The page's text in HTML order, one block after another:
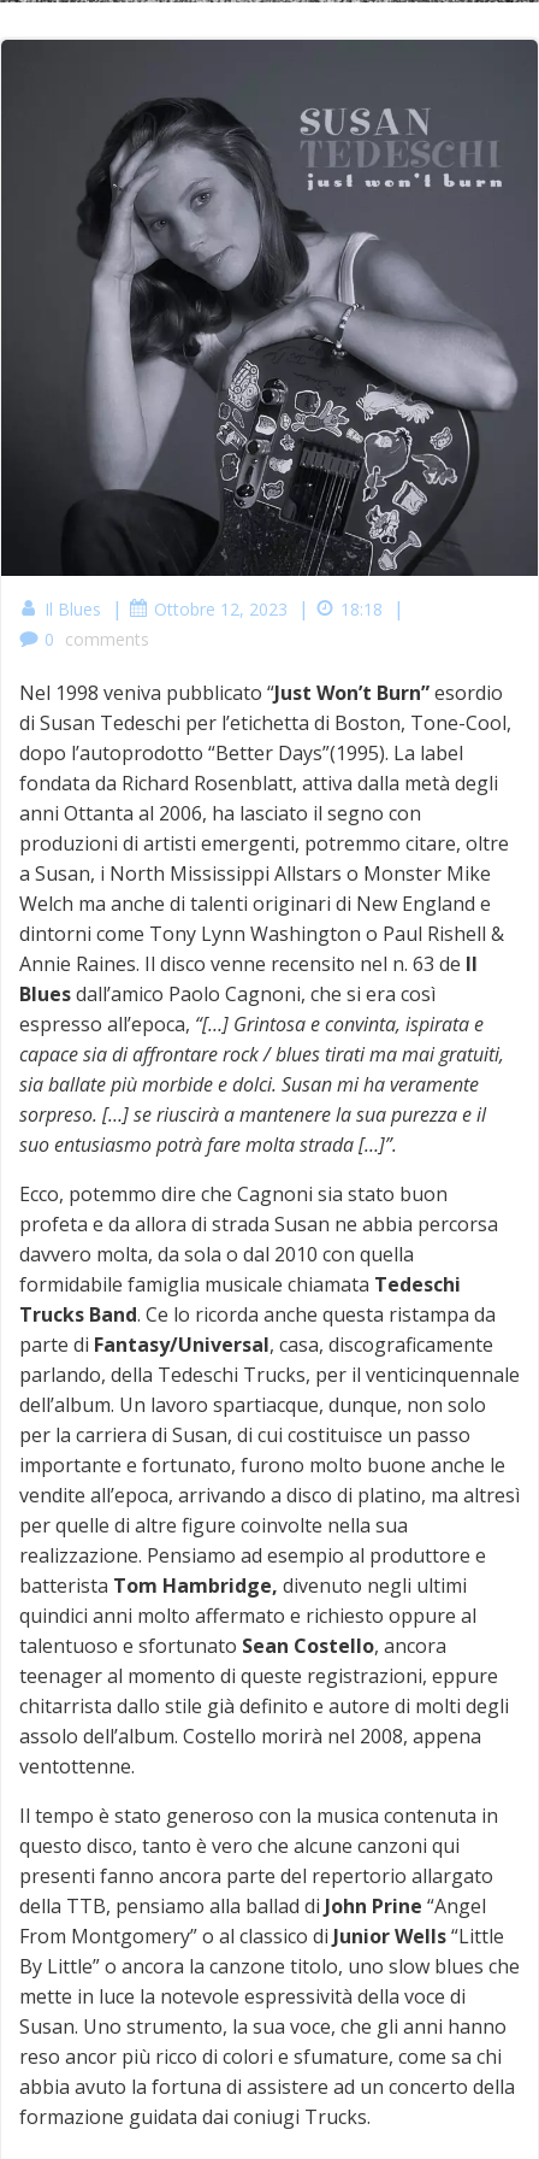
Il Blues | Ottobre 12, 2023 | 18:18 |
0 comments
Nel 1998 veniva pubblicato “Just Won’t Burn”esordio
di Susan Tedeschi per l’etichetta di Boston, Tone-Cool,
dopo l’autoprodotto “Better Days”(1995). La label
fondata da Richard Rosenblatt, attiva dalla metà degli
anni Ottanta al 2006, ha lasciato il segno con
produzioni di artisti emergenti, potremmo citare, oltre
a Susan, i North Mississippi Allstars o Monster Mike
Welch ma anche di talenti originari di New England e
dintorni come Tony Lynn Washington o Paul Rishell &
Annie Raines. Il disco venne recensito nel n. 63 de Il
Bluesdall’amico Paolo Cagnoni, che si era così
espresso all’epoca, “[…] Grintosa e convinta, ispirata e
capace sia di affrontare rock / blues tirati ma mai gratuiti,
sia ballate più morbide e dolci. Susan mi ha veramente
sorpreso. […] se riuscirà a mantenere la sua purezza e il
suo entusiasmo potrà fare molta strada […]”.
Ecco, potemmo dire che Cagnoni sia stato buon
profeta e da allora di strada Susan ne abbia percorsa
davvero molta, da sola o dal 2010 con quella
formidabile famiglia musicale chiamata Tedeschi
Trucks Band. Ce lo ricorda anche questa ristampa da
parte di Fantasy/Universal, casa, discograficamente
parlando, della Tedeschi Trucks, per il venticinquennale
dell’album. Un lavoro spartiacque, dunque, non solo
per la carriera di Susan, di cui costituisce un passo
importante e fortunato, furono molto buone anche le
vendite all’epoca, arrivando a disco di platino, ma altresì
per quelle di altre figure coinvolte nella sua
realizzazione. Pensiamo ad esempio al produttore e
batterista Tom Hambridge, divenuto negli ultimi
quindici anni molto affermato e richiesto oppure al
talentuoso e sfortunato Sean Costello, ancora
teenager al momento di queste registrazioni, eppure
chitarrista dallo stile già definito e autore di molti degli
assolo dell’album. Costello morirà nel 2008, appena
ventottenne.
Il tempo è stato generoso con la musica contenuta in
questo disco, tanto è vero che alcune canzoni qui
presenti fanno ancora parte del repertorio allargato
della TTB, pensiamo alla ballad di John Prine “Angel
From Montgomery” o al classico di Junior Wells“Little
By Little” o ancora la canzone titolo, uno slow blues che
mette in luce la notevole espressività della voce di
Susan. Uno strumento, la sua voce, che gli anni hanno
reso ancor più ricco di colori e sfumature, come sa chi
abbia avuto la fortuna di assistere ad un concerto della
formazione guidata dai coniugi Trucks.